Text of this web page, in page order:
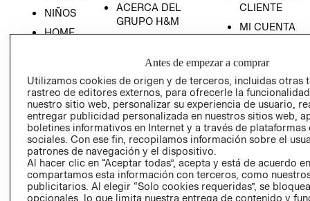
NIÑOS
HOME
ACERCA DEL
GRUPO H&M
RELACIÓN CON
INVERSIONISTAS
POLÍTICA
EMPRESARIAL
CLIENTE
MI CUENTA
TIENDAS
- RETIRO EN
TIENDA
TÉRMINOS Y
CONDICIONES
AVISO DE
PRIVACIDAD
GIFT CARD
Antes de empezar a comprar
Utilizamos cookies de origen y de terceros, incluidas otras
rastreo de editores externos, para ofrecerle la
nuestro sitio web, personalizar su experiencia de usuario,
entregar publicidad personalizada en nuestros sitios web,
boletines informativos en Internet y a través de plataformas
sociales. Con ese fin, recopilamos información sobre el
patrones de navegación y el dispositivo.
Al hacer clic en “Aceptar todas”, acepta y está de acuerdo
compartamos esta información con terceros, como
publicitarios. Al elegir “Solo cookies requeridas”, se
opcionales, lo que limita nuestra entrega de contenido y